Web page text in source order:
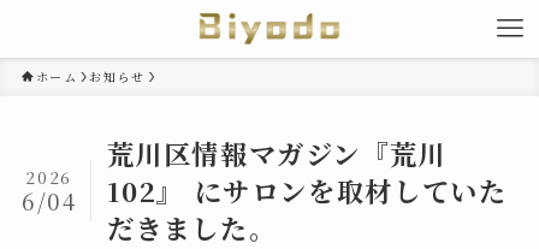
ホーム お知らせ
荒川区情報マガジン『荒川
102』 にサロンを取材していた
だきました。
2026
6/04